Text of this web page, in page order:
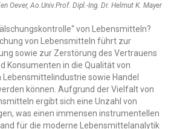
Oever, Ao.Univ.Prof. Dipl.-Ing. Dr. Helmut K. Mayer
von Lebensmitteln?
von Lebensmitteln führt zur
sowie zur Zerstörung des Vertrauens
Konsumenten in die Qualität von
Lebensmittelindustrie sowie Handel
können. Aufgrund der Vielfalt von
ergibt sich eine Unzahl von
was einen immensen instrumentellen
für die moderne Lebensmittelanalytik